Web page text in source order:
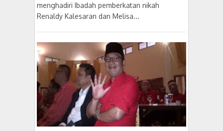
menghadiri Ibadah pemberkatan nikah
Renaldy Kalesaran dan Melisa...